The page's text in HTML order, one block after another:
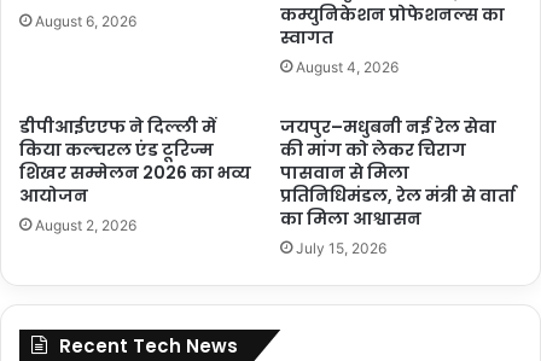
August 6, 2026
कम्युनिकेशन प्रोफेशनल्स का
स्वागत
August 4, 2026
डीपीआईएएफ ने दिल्ली में
किया कल्चरल एंड टूरिज्म
शिखर सम्मेलन 2026 का भव्य
आयोजन
August 2, 2026
जयपुर–मधुबनी नई रेल सेवा
की मांग को लेकर चिराग
पासवान से मिला
प्रतिनिधिमंडल, रेल मंत्री से वार्ता
का मिला आश्वासन
July 15, 2026
Recent Tech News